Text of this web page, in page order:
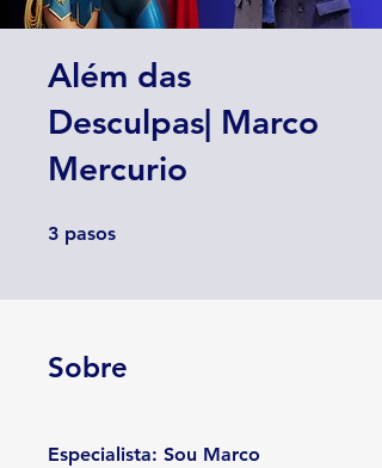
Além das
Desculpas| Marco
Mercurio
3 pasos
Sobre
Especialista: Sou Marco